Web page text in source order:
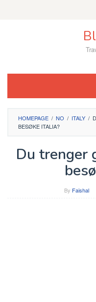
HOMEPAGE / NO / ITALY /
BESØKE ITALIA?
Du trenger
By Faishal